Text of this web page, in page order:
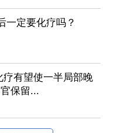
一定要化疗吗？
有望使一半局部晚
保留...